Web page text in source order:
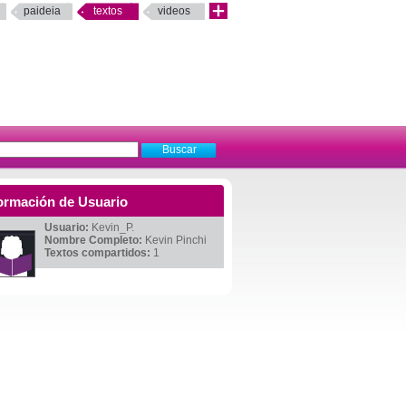
paideia textos videos
de Usuario
Usuario: Kevin_P.
Nombre Completo: Kevin Pinchi
Textos compartidos: 1